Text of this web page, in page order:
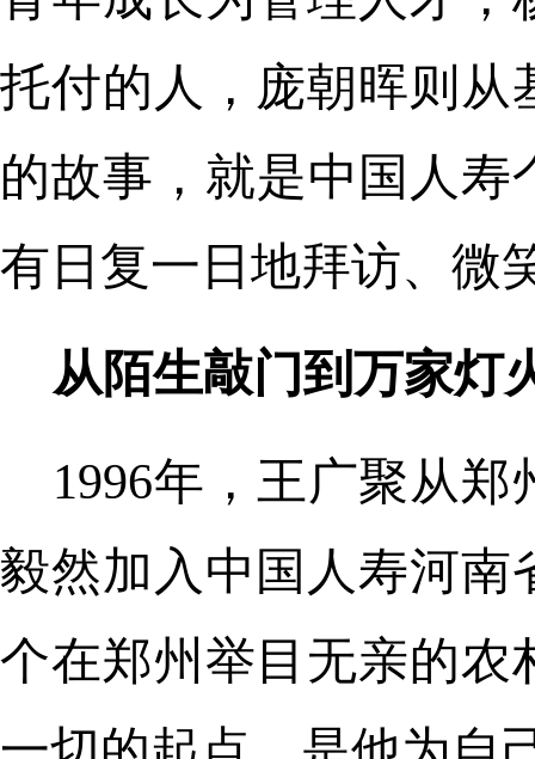
托付的人，庞朝晖则从
的故事，就是中国人
有日复一日地拜访、微
从陌生敲门到万家灯
1996年，王广聚从
毅然加入中国人寿河
个在郑州举目无亲的农